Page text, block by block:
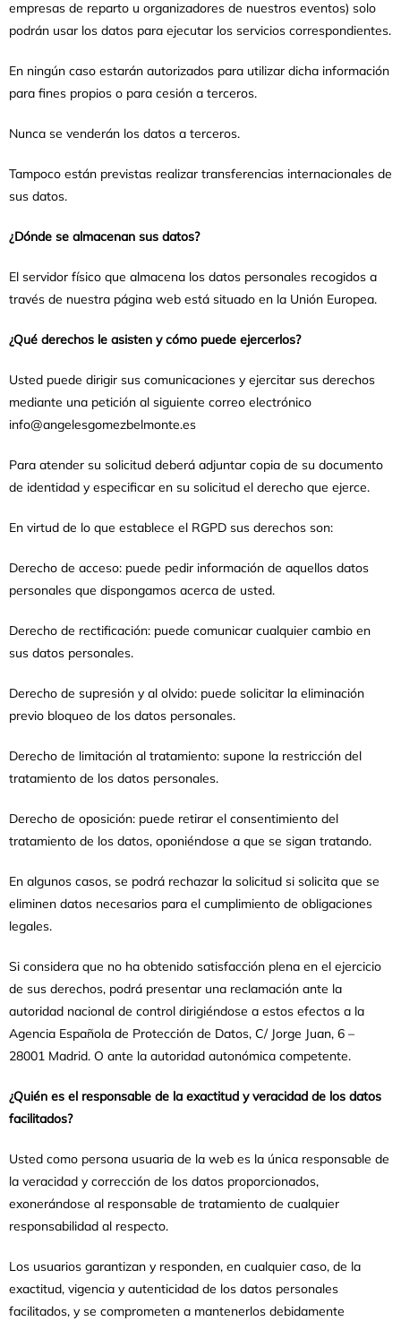
empresas de reparto u organizadores de nuestros eventos) solo
podrán usar los datos para ejecutar los servicios correspondientes.
En ningún caso estarán autorizados para utilizar dicha información
para fines propios o para cesión a terceros.
Nunca se venderán los datos a terceros.
Tampoco están previstas realizar transferencias internacionales de
sus datos.
¿Dónde se almacenan sus datos?
El servidor físico que almacena los datos personales recogidos a
través de nuestra página web está situado en la Unión Europea.
¿Qué derechos le asisten y cómo puede ejercerlos?
Usted puede dirigir sus comunicaciones y ejercitar sus derechos
mediante una petición al siguiente correo electrónico
info@angelesgomezbelmonte.es
Para atender su solicitud deberá adjuntar copia de su documento
de identidad y especificar en su solicitud el derecho que ejerce.
En virtud de lo que establece el RGPD sus derechos son:
Derecho de acceso: puede pedir información de aquellos datos
personales que dispongamos acerca de usted.
Derecho de rectificación: puede comunicar cualquier cambio en
sus datos personales.
Derecho de supresión y al olvido: puede solicitar la eliminación
previo bloqueo de los datos personales.
Derecho de limitación al tratamiento: supone la restricción del
tratamiento de los datos personales.
Derecho de oposición: puede retirar el consentimiento del
tratamiento de los datos, oponiéndose a que se sigan tratando.
En algunos casos, se podrá rechazar la solicitud si solicita que se
eliminen datos necesarios para el cumplimiento de obligaciones
legales.
Si considera que no ha obtenido satisfacción plena en el ejercicio
de sus derechos, podrá presentar una reclamación ante la
autoridad nacional de control dirigiéndose a estos efectos a la
Agencia Española de Protección de Datos, C/ Jorge Juan, 6 –
28001 Madrid. O ante la autoridad autonómica competente.
¿Quién es el responsable de la exactitud y veracidad de los datos
facilitados?
Usted como persona usuaria de la web es la única responsable de
la veracidad y corrección de los datos proporcionados,
exonerándose al responsable de tratamiento de cualquier
responsabilidad al respecto.
Los usuarios garantizan y responden, en cualquier caso, de la
exactitud, vigencia y autenticidad de los datos personales
facilitados, y se comprometen a mantenerlos debidamente